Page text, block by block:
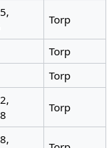
Torp
Torp
Torp
Torp